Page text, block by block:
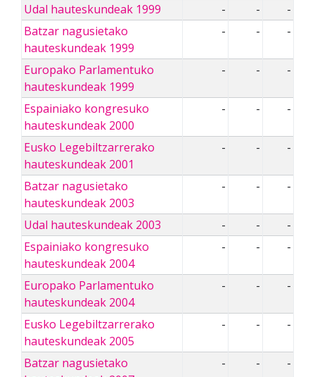
Udal hauteskundeak 1999 - -
-
Batzar nagusietako
hauteskundeak 1999
- - -
Europako Parlamentuko
hauteskundeak 1999
- - -
Espainiako kongresuko
hauteskundeak 2000
- - -
Eusko Legebiltzarrerako
hauteskundeak 2001
- - -
Batzar nagusietako
hauteskundeak 2003
- - -
Udal hauteskundeak 2003 - -
-
Espainiako kongresuko
hauteskundeak 2004
- - -
Europako Parlamentuko
hauteskundeak 2004
- - -
Eusko Legebiltzarrerako
hauteskundeak 2005
- - -
Batzar nagusietako
- - -